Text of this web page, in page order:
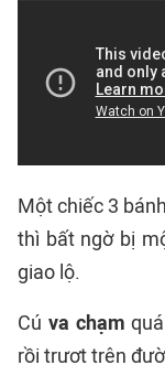
Một chiếc 3
thì bất ngờ bị
giao lộ.
Cú va chạm
rồi trượt trên